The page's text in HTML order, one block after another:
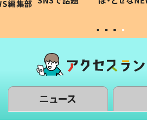
編集部 #令和の子
ニュース